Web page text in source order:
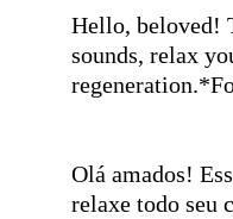
Hello, beloved!
sounds, relax
Olá amados!
relaxe todo seu